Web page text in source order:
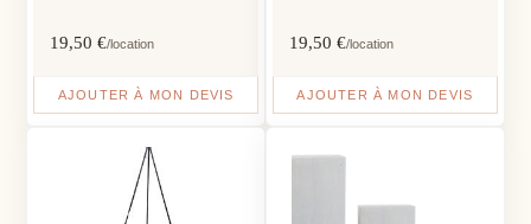
19,50€/location
AJOUTER À MON DEVIS
19,50 €/location
AJOUTER À MON DEVIS